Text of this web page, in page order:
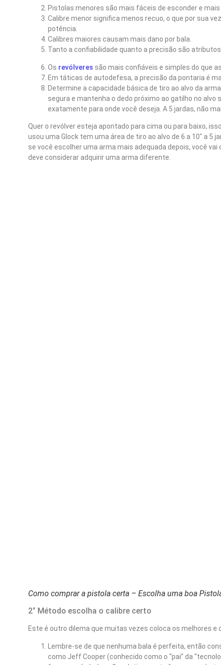
Pistolas menores são mais fáceis de esconder e mais
Calibre menor significa menos recuo, o que por sua
potência.
Calibres maiores causam mais dano por bala.
Tanto a confiabilidade quanto a precisão são
Os revólveres são mais confiáveis e simples do que
Em táticas de autodefesa, a precisão da pontaria é
Determine a capacidade básica de tiro ao alvo da
segura e mantenha o dedo próximo ao gatilho no
exatamente para onde você deseja. A 5 jardas, não
Quer o revólver esteja apontado para cima ou para baixo,
usou uma Glock tem uma área de tiro ao alvo de 6 a 10″ a
se você escolher uma arma mais adequada depois, você
deve considerar adquirir uma arma diferente.
Como comprar a pistola certa – Escolha uma boa
2° Método escolha o calibre certo
Este é outro dilema que muitas vezes coloca os melhores
Lembre-se de que nenhuma bala é perfeita, então
como Jeff Cooper (conhecido como o “pai” da